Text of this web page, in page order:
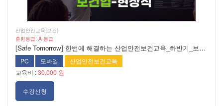
산업안전교육(보건)
훈련등급: A 등급
[Safe Tomorrow] 한번에 해결하는 산업안전보건교육_하반기_보건업_현장직
PC 모바일
산업안전보건교육
교육비 :30,000 원
수강신청